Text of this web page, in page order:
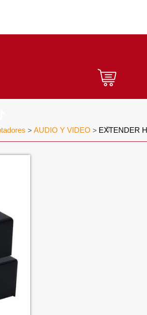
> AUDIO Y VIDEO > EXTENDER